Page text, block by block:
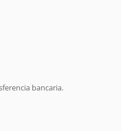
bancaria.